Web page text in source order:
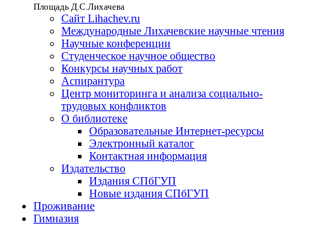
Площадь Д.С.Лихачева
Сайт Lihachev.ru
Международные Лихачевские научные чтения
Научные конференции
Студенческое научное общество
Конкурсы научных работ
Аспирантура
Центр мониторинга и анализа социально-
трудовых конфликтов
О библиотеке
Образовательные Интернет-ресурсы
Электронный каталог
Контактная информация
Издательство
Издания СПбГУП
Новые издания СПбГУП
Проживание
Гимназия